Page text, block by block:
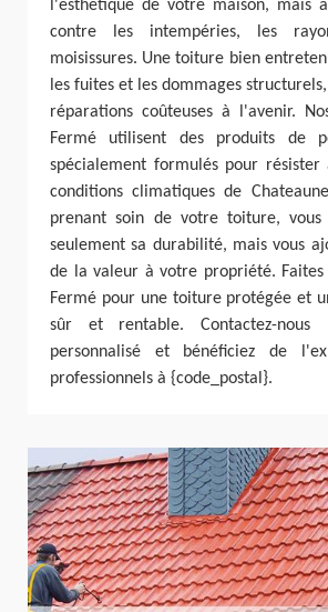
l'esthétique de votre maison, mais
contre les intempéries, les
moisissures. Une toiture bien
les fuites et les dommages
réparations coûteuses à l'avenir.
Fermé utilisent des produits de
spécialement formulés pour
conditions climatiques de
prenant soin de votre toiture, vous
seulement sa durabilité, mais vous
de la valeur à votre propriété. Faites
Fermé pour une toiture protégée et
sûr et rentable. Contactez-
personnalisé et bénéficiez de
professionnels à {code_postal}.